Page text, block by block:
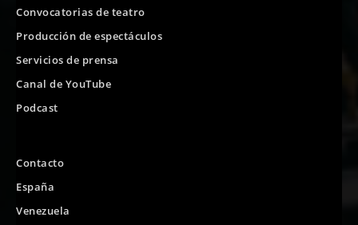
Convocatorias de teatro
Producción de espectáculos
Servicios de prensa
Canal de YouTube
Podcast
Contacto
España
Venezuela